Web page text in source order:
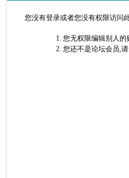
您没有登录或者您没有权限访问
您无权限编辑别人的
您还不是论坛会员,